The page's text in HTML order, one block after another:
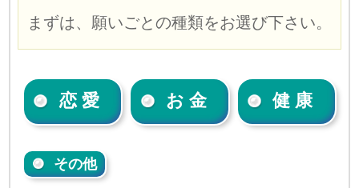
まずは、願いごとの種類をお選び下さい。
恋 愛 お 金 健 康
その他